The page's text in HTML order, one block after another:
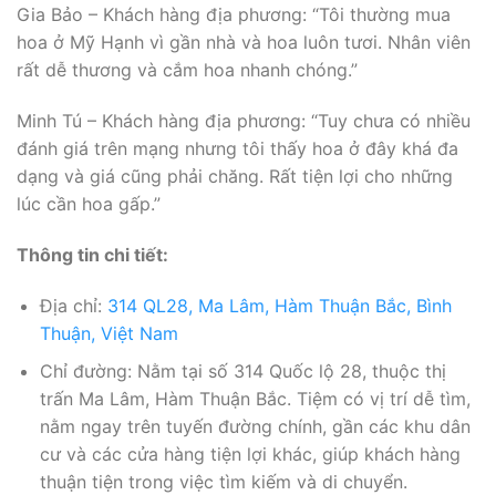
Gia Bảo – Khách hàng địa phương: “Tôi thường mua
hoa ở Mỹ Hạnh vì gần nhà và hoa luôn tươi. Nhân viên
rất dễ thương và cắm hoa nhanh chóng.”
Minh Tú – Khách hàng địa phương: “Tuy chưa có nhiều
đánh giá trên mạng nhưng tôi thấy hoa ở đây khá đa
dạng và giá cũng phải chăng. Rất tiện lợi cho những
lúc cần hoa gấp.”
Thông tin chi tiết:
Địa chỉ: 314 QL28, Ma Lâm, Hàm Thuận Bắc, Bình
Thuận, Việt Nam
Chỉ đường: Nằm tại số 314 Quốc lộ 28, thuộc thị
trấn Ma Lâm, Hàm Thuận Bắc. Tiệm có vị trí dễ tìm,
nằm ngay trên tuyến đường chính, gần các khu dân
cư và các cửa hàng tiện lợi khác, giúp khách hàng
thuận tiện trong việc tìm kiếm và di chuyển.